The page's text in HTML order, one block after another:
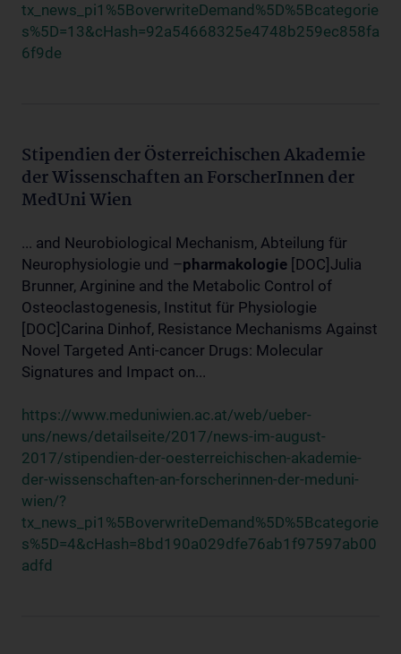
tx_news_pi1%5BoverwriteDemand%5D%5Bcategorie
s%5D=13&cHash=92a54668325e4748b259ec858fa
6f9de
Stipendien der Österreichischen Akademie
der Wissenschaften an ForscherInnen der
MedUni Wien
... and Neurobiological Mechanism, Abteilung für
Neurophysiologie und –pharmakologie [DOC]Julia
Brunner, Arginine and the Metabolic Control of
Osteoclastogenesis, Institut für Physiologie
[DOC]Carina Dinhof, Resistance Mechanisms Against
Novel Targeted Anti-cancer Drugs: Molecular
Signatures and Impact on...
https://www.meduniwien.ac.at/web/ueber-
uns/news/detailseite/2017/news-im-august-
2017/stipendien-der-oesterreichischen-akademie-
der-wissenschaften-an-forscherinnen-der-meduni-
wien/?
tx_news_pi1%5BoverwriteDemand%5D%5Bcategorie
s%5D=4&cHash=8bd190a029dfe76ab1f97597ab00
adfd